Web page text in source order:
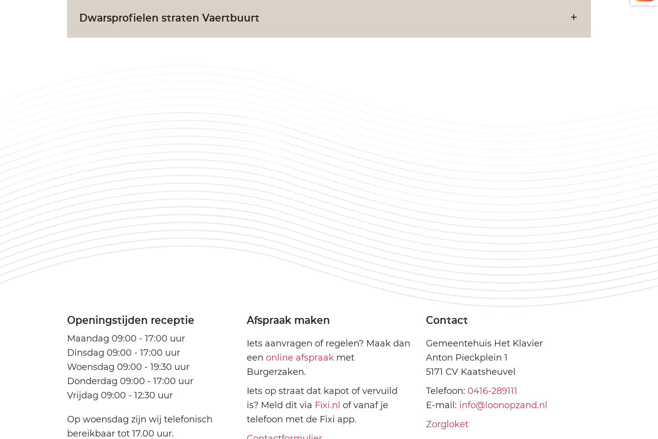
Dwarsprofielen straten Vaertbuurt
Openingstijden receptie
Maandag 09:00 - 17:00 uur
Dinsdag 09:00 - 17:00 uur
Woensdag 09:00 - 19:30 uur
Donderdag 09:00 - 17:00 uur
Vrijdag 09:00 - 12:30 uur
Op woensdag zijn wij telefonisch
bereikbaar tot 17.00 uur.
Afspraak maken
Iets aanvragen of regelen? Maak dan
een online afspraakmet
Burgerzaken.
Iets op straat dat kapot of vervuild
is? Meld dit via Fixi.nl of vanaf je
telefoon met de Fixi app.
Contact
Gemeentehuis Het Klavier
Anton Pieckplein 1
5171 CV Kaatsheuvel
Telefoon: 0416-289111
E-mail: info@loonopzand.nl
Zorgloket